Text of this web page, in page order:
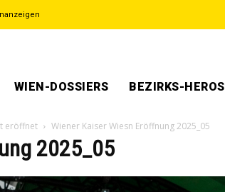
WIEN-DOSSIERS BEZIRKS-HEROS
eröffnet Wiener Kaiser Wiesn Eröffnung 2025_05
2025_05